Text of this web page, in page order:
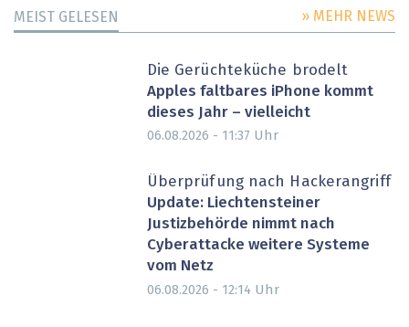
MEIST GELESEN » MEHR NEWS
Die Gerüchteküche brodelt
Apples faltbares iPhone kommt
dieses Jahr – vielleicht
06.08.2026 - 11:37 Uhr
Überprüfung nach Hackerangriff
Update: Liechtensteiner
Justizbehörde nimmt nach
Cyberattacke weitere Systeme
vom Netz
06.08.2026 - 12:14 Uhr